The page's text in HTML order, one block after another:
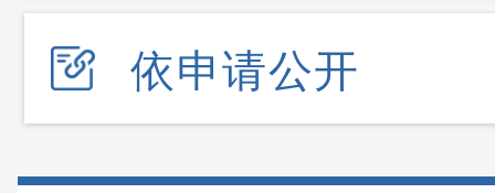
依申请公开